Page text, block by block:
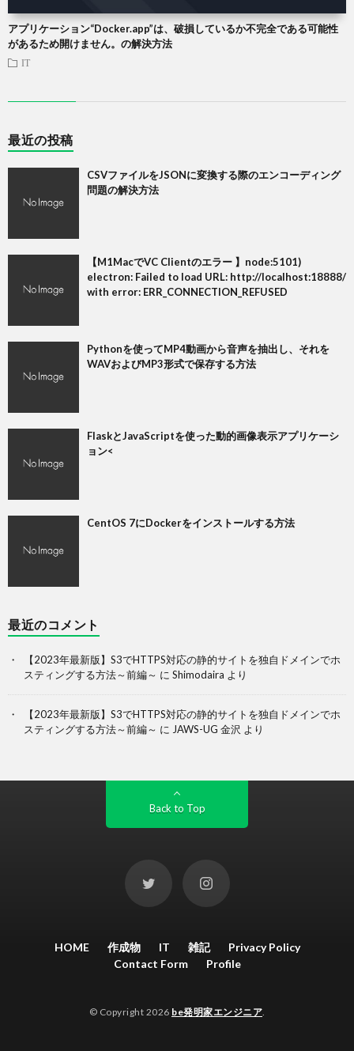
アプリケーション“Docker.app”は、破損しているか不完全である可能性
があるため開けません。の解決方法
IT
最近の投稿
CSVファイルをJSONに変換する際のエンコーディング
問題の解決方法
【M1MacでVC Clientのエラー 】node:5101)
electron: Failed to load URL: http://localhost:18888/
with error: ERR_CONNECTION_REFUSED
Pythonを使ってMP4動画から音声を抽出し、それを
WAVおよびMP3形式で保存する方法
FlaskとJavaScriptを使った動的画像表示アプリケーシ
ョン<
CentOS 7にDockerをインストールする方法
最近のコメント
【2023年最新版】S3でHTTPS対応の静的サイトを独自ドメインでホ
スティングする方法～前編～ に Shimodaira より
【2023年最新版】S3でHTTPS対応の静的サイトを独自ドメインでホ
スティングする方法～前編～ に JAWS-UG 金沢 より
Back to Top
HOME 作成物 IT 雑記
Privacy Policy
Contact Form
Profile
© Copyright 2026 be発明家エンジニア